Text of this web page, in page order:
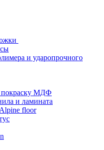
и ударопрочного
покраску МДФ
и ламината
floor